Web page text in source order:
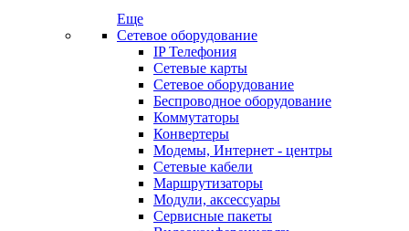
Еще
Сетевое оборудование
IP Телефония
Сетевые карты
Сетевое оборудование
Беспроводное оборудование
Коммутаторы
Конвертеры
Модемы, Интернет - центры
Сетевые кабели
Маршрутизаторы
Модули, аксессуары
Сервисные пакеты